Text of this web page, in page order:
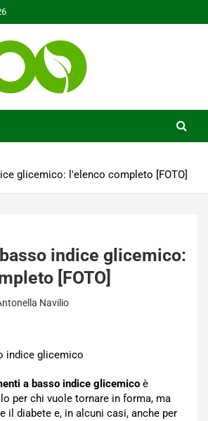
glicemico: l'elenco completo [FOTO]
indice glicemico:
[FOTO]
Navilio
a basso indice glicemico è
per chi vuole tornare in forma, ma
il diabete e, in alcuni casi, anche per